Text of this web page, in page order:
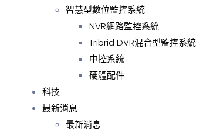
智慧型數位監控系統
NVR網路監控系統
Tribrid DVR混合型監控系統
中控系統
硬體配件
科技
最新消息
最新消息